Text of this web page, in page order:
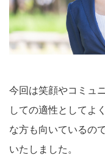
今回は笑顔やコミュ
しての適性としてよ
な方も向いているの
いたしました。